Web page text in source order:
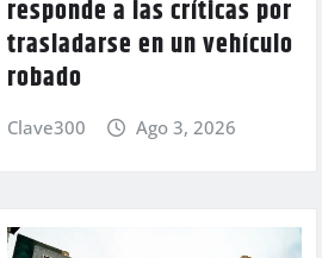
responde a las críticas por
trasladarse en un vehículo
robado
Clave300 Ago 3, 2026